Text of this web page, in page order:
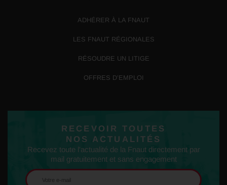
ADHÉRER À LA FNAUT
LES FNAUT RÉGIONALES
RÉSOUDRE UN LITIGE
OFFRES D’EMPLOI
RECEVOIR TOUTES
NOS ACTUALITÉS
Recevez toute l'actualité de la Fnaut directement par
mail gratuitement et sans engagement